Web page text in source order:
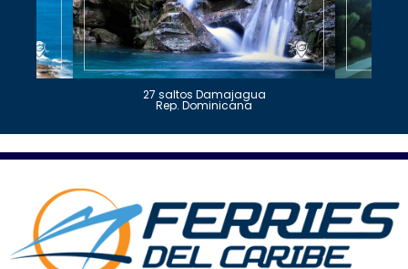
27 saltos Damajagua
Rep. Dominicana